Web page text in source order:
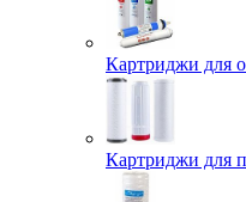
Картриджи для
Картриджи для